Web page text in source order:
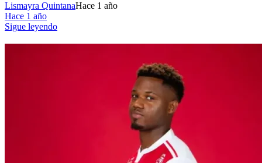
Lismayra QuintanaHace 1 año
Hace 1 año
Sigue leyendo